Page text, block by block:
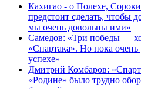
Кахигао - о Полехе,
предстоит сделать, чтобы
мы очень довольны ими»
Самедов: «Три победы —
«Спартака». Но пока
успехе»
Дмитрий Комбаров:
«Родине» было трудно